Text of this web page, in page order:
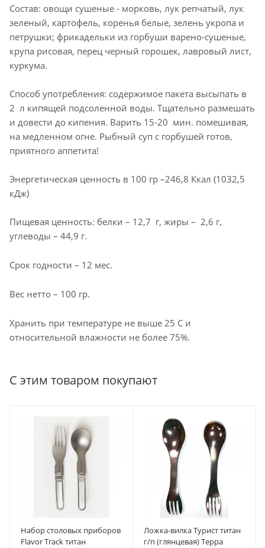
Состав: овощи сушеные - морковь, лук репчатый, лук
зеленый, картофель, коренья белые, зелень укропа и
петрушки; фрикадельки из горбуши варено-сушеные,
крупа рисовая, перец черный горошек, лавровый лист,
куркума.
Способ употребления: содержимое пакета высыпать в
2 л кипящей подсоленной воды. Тщательно размешать
и довести до кипения. Варить 15-20 мин. помешивая,
на медленном огне. Рыбный суп с горбушей готов,
приятного аппетита!
Энергетическая ценность в 100 гр –246,8 Ккал (1032,5
кДж)
Пищевая ценность: белки – 12,7 г, жиры – 2,6 г,
углеводы – 44,9 г.
Срок годности – 12 мес.
Вес нетто – 100 гр.
Хранить при температуре не выше 25 С и
относительной влажности не более 75%.
С этим товаром покупают
Набор столовых приборов
Flavor Track титан
Ложка-вилка Турист титан
г/п (глянцевая) Терра